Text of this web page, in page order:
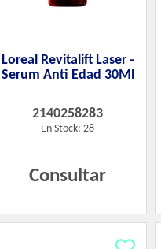
Loreal Revitalift Laser -
Serum Anti Edad 30Ml
2140258283
En Stock: 28
Consultar